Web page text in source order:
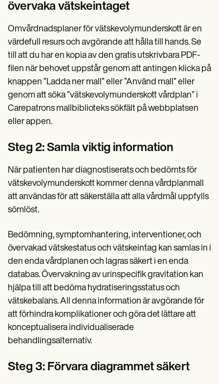
övervaka vätskeintaget
Omvårdnadsplaner för vätskevolymunderskott är en
värdefull resurs och avgörande att hålla till hands. Se
till att du har en kopia av den gratis utskrivbara PDF-
filen när behovet uppstår genom att antingen klicka på
knappen ”Ladda ner mall” eller ”Använd mall” eller
genom att söka ”vätskevolymunderskott vårdplan” i
Carepatrons mallbiblioteks sökfält på webbplatsen
eller appen.
Steg 2: Samla viktig information
När patienten har diagnostiserats och bedömts för
vätskevolymunderskott kommer denna vårdplanmall
att användas för att säkerställa att alla vårdmål uppfylls
sömlöst.
Bedömning, symptomhantering, interventioner, och
övervakad vätskestatus och vätskeintag kan samlas in i
den enda vårdplanen och lagras säkert i en enda
databas. Övervakning av urinspecifik gravitation kan
hjälpa till att bedöma hydratiseringsstatus och
vätskebalans. All denna information är avgörande för
att förhindra komplikationer och göra det lättare att
konceptualisera individualiserade
behandlingsalternativ.
Steg 3: Förvara diagrammet säkert